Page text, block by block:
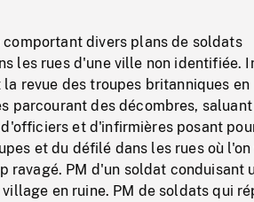
comportant divers plans de soldats
les rues d'une ville non identifiée.
revue des troupes britanniques en
parcourant des décombres,
et d'infirmières posant
et du défilé dans les rues où
ravagé. PM d'un soldat conduisant
en ruine. PM de soldats qui